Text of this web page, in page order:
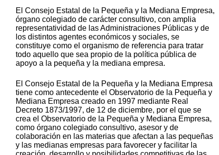
El Consejo Estatal de la Pequeña y la Mediana Empresa,
órgano colegiado de carácter consultivo, con amplia
representatividad de las Administraciones Públicas y de
los distintos agentes económicos y sociales, se
constituye como el organismo de referencia para tratar
todo aquello que sea propio de la política pública de
apoyo a la pequeña y la mediana empresa.
El Consejo Estatal de la Pequeña y la Mediana Empresa
tiene como antecedente el Observatorio de la Pequeña y
Mediana Empresa creado en 1997 mediante Real
Decreto 1873/1997, de 12 de diciembre, por el que se
crea el Observatorio de la Pequeña y Mediana Empresa,
como órgano colegiado consultivo, asesor y de
colaboración en las materias que afectan a las pequeñas
y las medianas empresas para favorecer y facilitar la